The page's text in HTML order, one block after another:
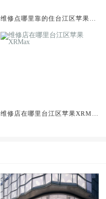
维修点哪里靠的住台江区苹果X
维修店在哪里台江区苹果XRMa